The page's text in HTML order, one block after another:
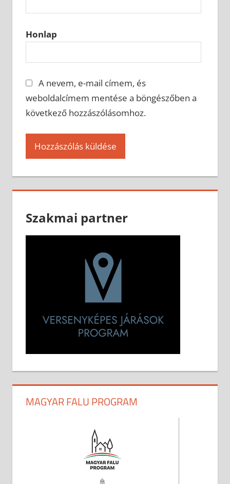
Honlap
A nevem, e-mail címem, és
weboldalcímem mentése a böngészőben a
következő hozzászólásomhoz.
Szakmai partner
MAGYAR FALU PROGRAM